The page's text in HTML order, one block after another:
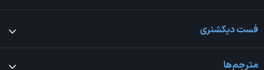
فست دیکشنری
مترجم‌ها